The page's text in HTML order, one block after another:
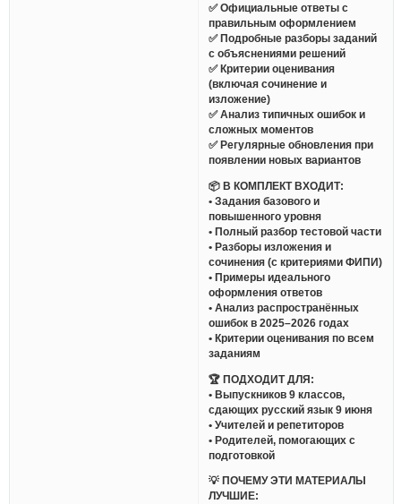
✅ Официальные ответы с
правильным оформлением
✅ Подробные разборы заданий
с объяснениями решений
✅ Критерии оценивания
(включая сочинение и
изложение)
✅ Анализ типичных ошибок и
сложных моментов
✅ Регулярные обновления при
появлении новых вариантов
📦 В КОМПЛЕКТ ВХОДИТ:
• Задания базового и
повышенного уровня
• Полный разбор тестовой части
• Разборы изложения и
сочинения (с критериями ФИПИ)
• Примеры идеального
оформления ответов
• Анализ распространённых
ошибок в 2025–2026 годах
• Критерии оценивания по всем
заданиям
🏆 ПОДХОДИТ ДЛЯ:
• Выпускников 9 классов,
сдающих русский язык 9 июня
• Учителей и репетиторов
• Родителей, помогающих с
подготовкой
💡 ПОЧЕМУ ЭТИ МАТЕРИАЛЫ
ЛУЧШИЕ: